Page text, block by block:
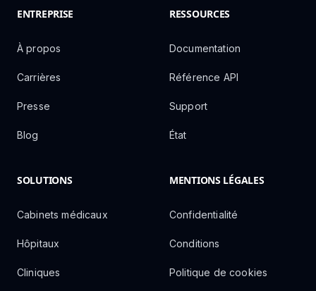
ENTREPRISE
À propos
Carrières
Presse
Blog
SOLUTIONS
Cabinets médicaux
Hôpitaux
Cliniques
RESSOURCES
Documentation
Référence API
Support
État
MENTIONS LÉGALES
Confidentialité
Conditions
Politique de cookies